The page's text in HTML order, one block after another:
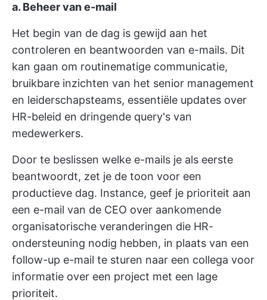
a. Beheer van e-mail
Het begin van de dag is gewijd aan het
controleren en beantwoorden van e-mails. Dit
kan gaan om routinematige communicatie,
bruikbare inzichten van het senior management
en leiderschapsteams, essentiële updates over
HR-beleid en dringende query's van
medewerkers.
Door te beslissen welke e-mails je als eerste
beantwoordt, zet je de toon voor een
productieve dag. Instance, geef je prioriteit aan
een e-mail van de CEO over aankomende
organisatorische veranderingen die HR-
ondersteuning nodig hebben, in plaats van een
follow-up e-mail te sturen naar een collega voor
informatie over een project met een lage
prioriteit.